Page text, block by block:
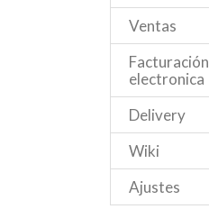
Ventas
Facturación
electronica
Delivery
Wiki
Ajustes